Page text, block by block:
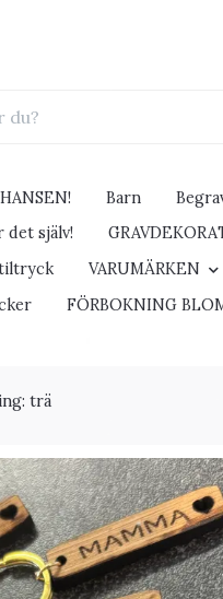
Barn
det själv!
VARUMÄRKEN
FÖRBOKNING
trä